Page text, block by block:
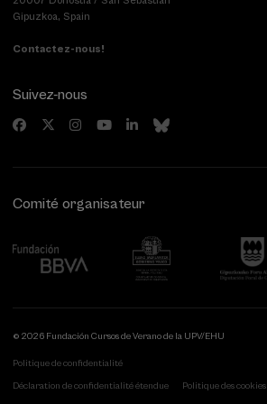
Gipuzkoa, Spain
Contactez-nous!
Suivez-nous
Comité organisateur
© 2026 Fundación Cursos de Verano de la UPV/EHU
Politique de confidentialité
Déclaration de confidentialité étendue Politique des cookies